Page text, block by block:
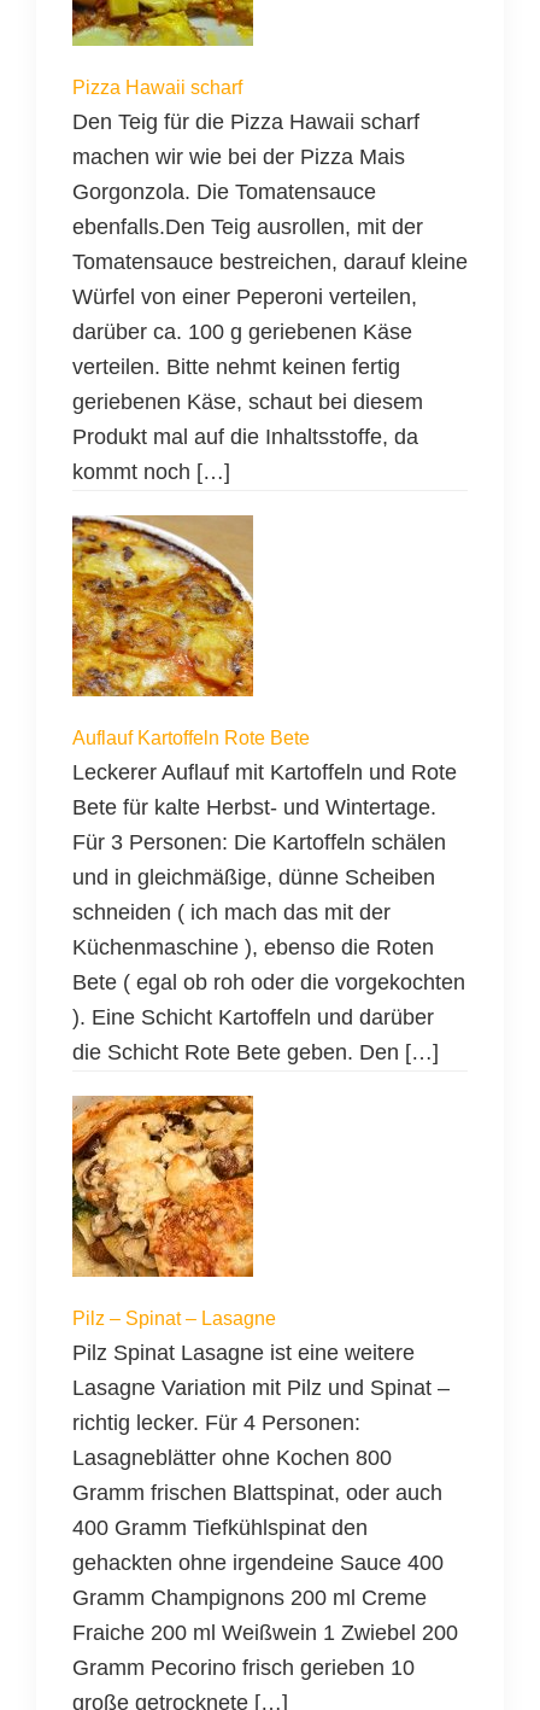
Pizza Hawaii scharf
Den Teig für die Pizza Hawaii scharf
machen wir wie bei der Pizza Mais
Gorgonzola. Die Tomatensauce
ebenfalls.Den Teig ausrollen, mit der
Tomatensauce bestreichen, darauf kleine
Würfel von einer Peperoni verteilen,
darüber ca. 100 g geriebenen Käse
verteilen. Bitte nehmt keinen fertig
geriebenen Käse, schaut bei diesem
Produkt mal auf die Inhaltsstoffe, da
kommt noch […]
Auflauf Kartoffeln Rote Bete
Leckerer Auflauf mit Kartoffeln und Rote
Bete für kalte Herbst- und Wintertage.
Für 3 Personen: Die Kartoffeln schälen
und in gleichmäßige, dünne Scheiben
schneiden ( ich mach das mit der
Küchenmaschine ), ebenso die Roten
Bete ( egal ob roh oder die vorgekochten
). Eine Schicht Kartoffeln und darüber
die Schicht Rote Bete geben. Den […]
Pilz – Spinat – Lasagne
Pilz Spinat Lasagne ist eine weitere
Lasagne Variation mit Pilz und Spinat –
richtig lecker. Für 4 Personen:
Lasagneblätter ohne Kochen 800
Gramm frischen Blattspinat, oder auch
400 Gramm Tiefkühlspinat den
gehackten ohne irgendeine Sauce 400
Gramm Champignons 200 ml Creme
Fraiche 200 ml Weißwein 1 Zwiebel 200
Gramm Pecorino frisch gerieben 10
große getrocknete […]